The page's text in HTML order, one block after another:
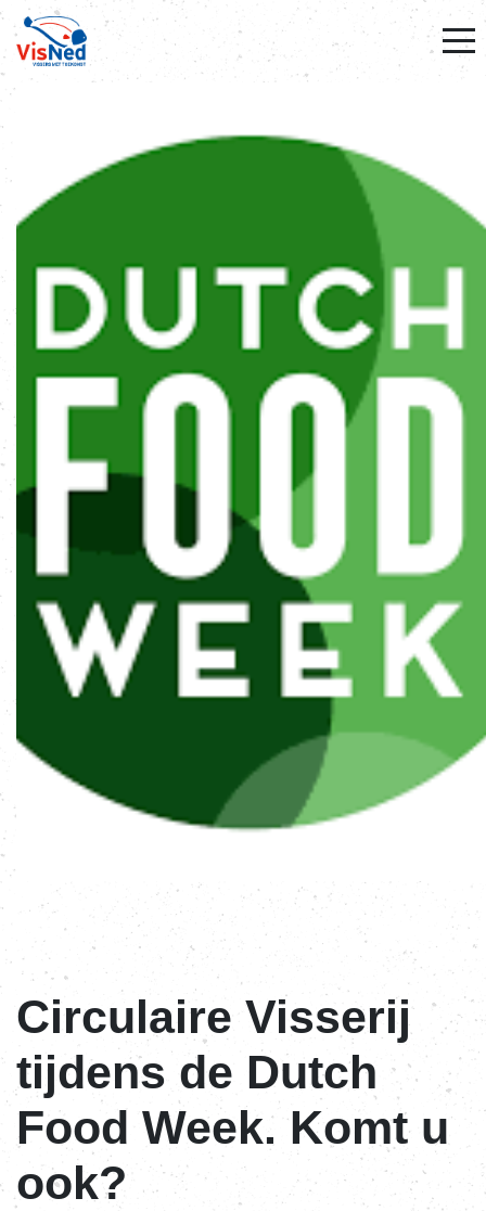
Circulaire Visserij
tijdens de Dutch
Food Week. Komt u
ook?